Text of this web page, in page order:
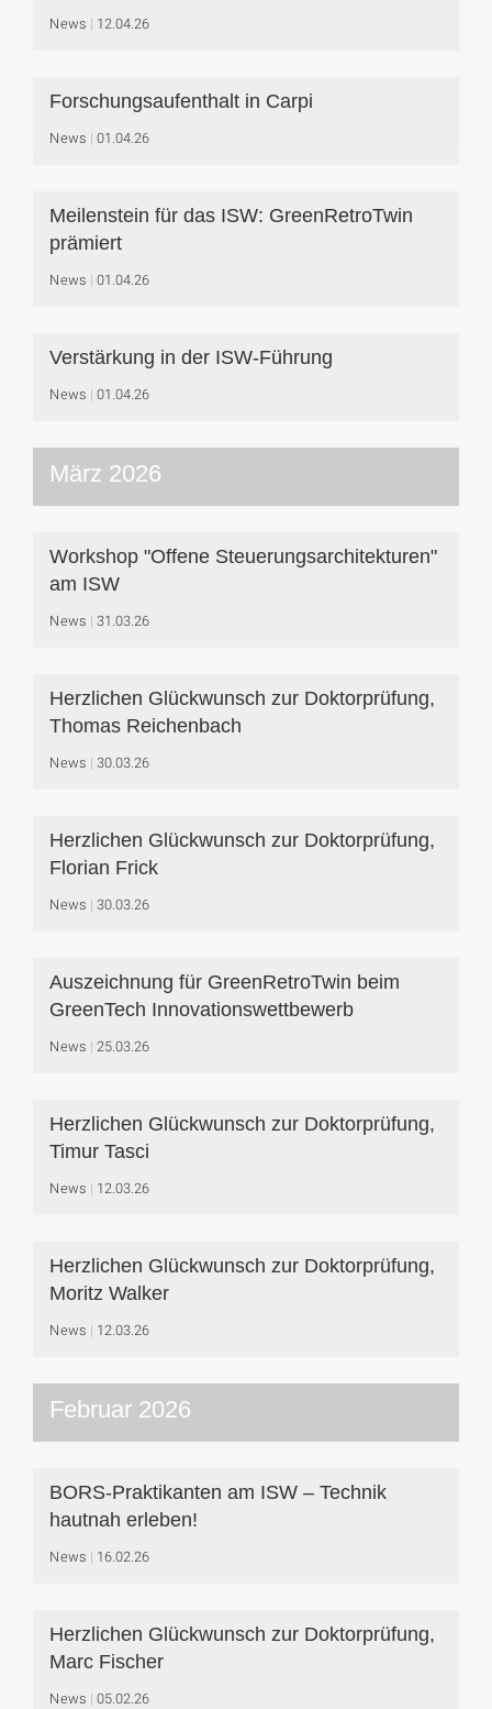
News 12.04.26
Forschungsaufenthalt in Carpi
News 01.04.26
Meilenstein für das ISW: GreenRetroTwin
prämiert
News 01.04.26
Verstärkung in der ISW-Führung
News 01.04.26
März 2026
Workshop "Offene Steuerungsarchitekturen"
am ISW
News 31.03.26
Herzlichen Glückwunsch zur Doktorprüfung,
Thomas Reichenbach
News 30.03.26
Herzlichen Glückwunsch zur Doktorprüfung,
Florian Frick
News 30.03.26
Auszeichnung für GreenRetroTwin beim
GreenTech Innovationswettbewerb
News 25.03.26
Herzlichen Glückwunsch zur Doktorprüfung,
Timur Tasci
News 12.03.26
Herzlichen Glückwunsch zur Doktorprüfung,
Moritz Walker
News 12.03.26
Februar 2026
BORS-Praktikanten am ISW – Technik
hautnah erleben!
News 16.02.26
Herzlichen Glückwunsch zur Doktorprüfung,
Marc Fischer
News 05.02.26